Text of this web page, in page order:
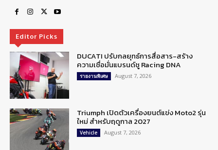
Editor Picks
DUCATI ปรับกลยุทธ์การสื่อสาร-สร้าง
ความเชื่อมั่นแบรนด์ชู Racing DNA
รายงานพิเศษ August 7, 2026
Triumph เปิดตัวเครื่องยนต์แข่ง Moto2 รุ่น
ใหม่ สำหรับฤดูกาล 2027
Vehicle August 7, 2026